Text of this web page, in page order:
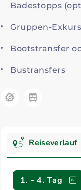
Badestopps
Gruppen-
Bootstransfer
Bustransfers
Kategorie:
Reiseverlauf
Reiseverlauf
1. - 4. Tag